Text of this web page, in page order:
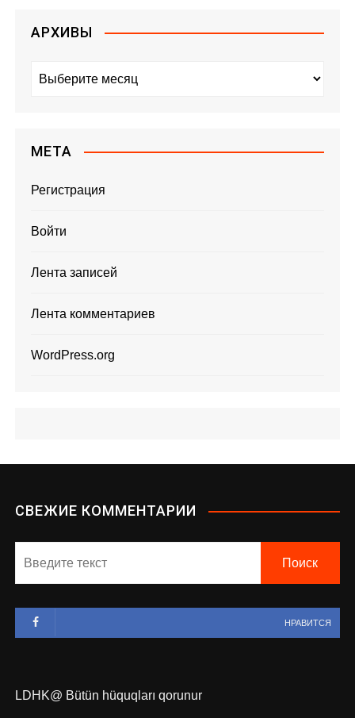
АРХИВЫ
в
МЕТА
Регистрация
Войти
Лента записей
Лента комментариев
WordPress.org
СВЕЖИЕ КОММЕНТАРИИ
НРАВИТСЯ
LDHK@ Bütün hüquqları qorunur